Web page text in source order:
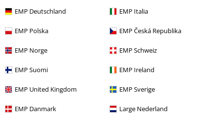
EMP Deutschland EMP Italia
EMP Polska EMP Česká Republika
EMP Norge EMP Schweiz
EMP Suomi EMP Ireland
EMP United Kingdom EMP Sverige
EMP Danmark Large Nederland
Životný štýl Nástenné dekorácie
Merch kapiel
Výpredaj % Merch kapiel
Výpredaj % Tovar pre domácnosť Nástenné dekorácie
Merch kapiel Žáner